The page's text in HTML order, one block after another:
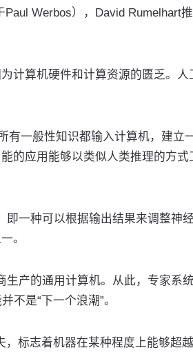
Werbos），David Rumelhart
计算机硬件和计算资源的匮乏。人
有一般性知识都输入计算机，建立
的应用能够以类似人类推理的方式
即一种可以根据输出结果来调整神
。
生产的通用计算机。从此，专家系
不是“下一个浪潮”。
，标志着机器在某种程度上能够超